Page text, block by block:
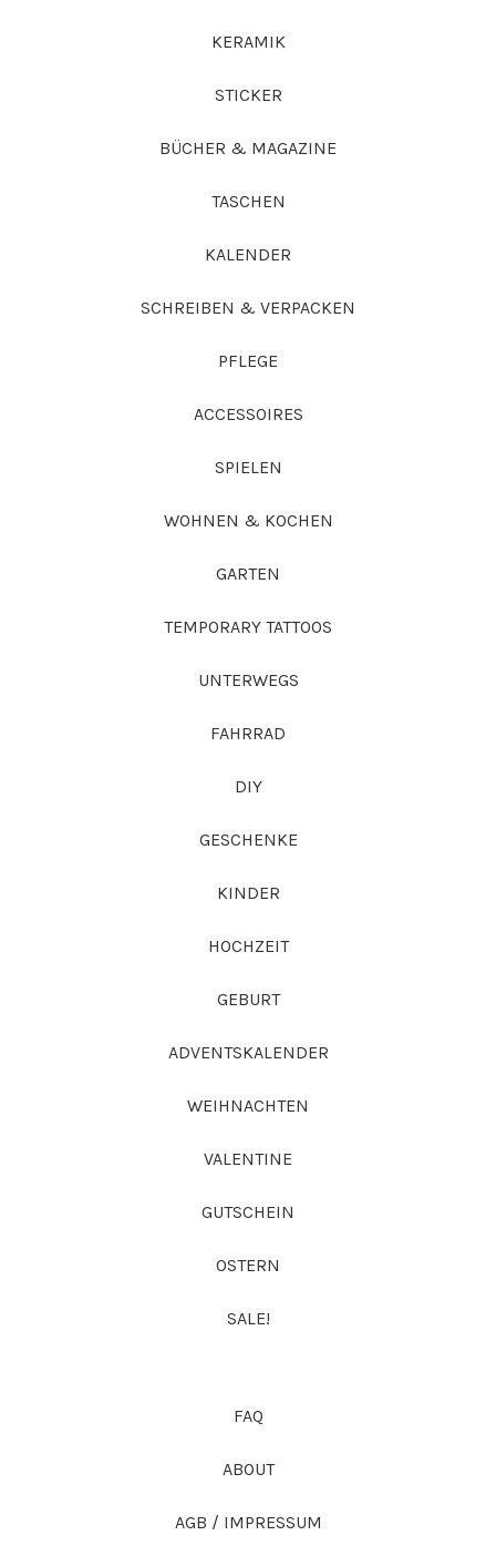
KERAMIK
STICKER
BÜCHER & MAGAZINE
TASCHEN
KALENDER
SCHREIBEN & VERPACKEN
PFLEGE
ACCESSOIRES
SPIELEN
WOHNEN & KOCHEN
GARTEN
TEMPORARY TATTOOS
UNTERWEGS
FAHRRAD
DIY
GESCHENKE
KINDER
HOCHZEIT
GEBURT
ADVENTSKALENDER
WEIHNACHTEN
VALENTINE
GUTSCHEIN
OSTERN
SALE!
FAQ
ABOUT
AGB / IMPRESSUM